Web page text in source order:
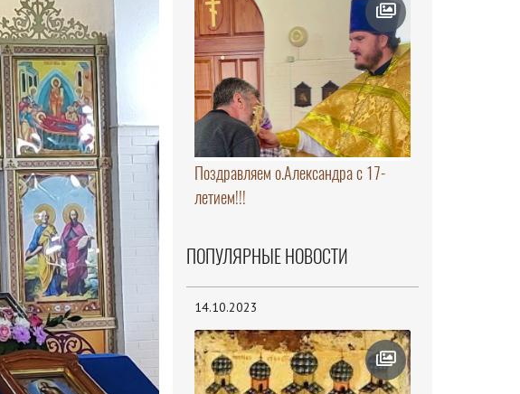
Поздравляем о.Александра с 17-
летием!!!
ПОПУЛЯРНЫЕ НОВОСТИ
14.10.2023